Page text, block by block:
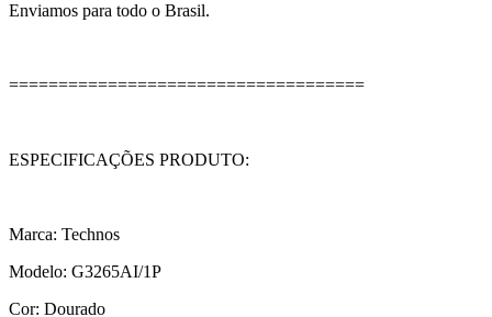
Enviamos para todo o Brasil.
====================================
ESPECIFICAÇÕES PRODUTO:
Marca: Technos
Modelo: G3265AI/1P
Cor: Dourado